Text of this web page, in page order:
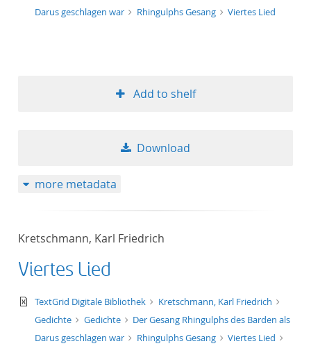
Darus geschlagen war
Rhingulphs Gesang Viertes Lied
Add to shelf
Download
more metadata
Kretschmann, Karl Friedrich
Viertes Lied
text/xml
TextGrid Digitale Bibliothek
Kretschmann, Karl Friedrich
Gedichte
Gedichte
Der Gesang Rhingulphs des Barden als
Darus geschlagen war
Rhingulphs Gesang
Viertes Lied